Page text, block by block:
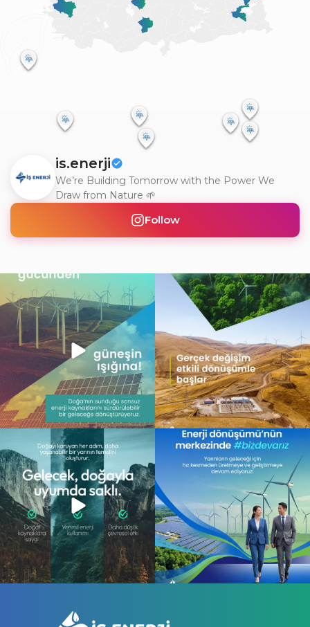
is.enerji
We’re Building Tomorrow with the Power We
Draw from Nature 🌱
Follow
Doğanın gücünü teknolojiyle
buluşturarak, yarının
...
2 0
Gerçek dönüşüm, yalnızca değişimi
görmek değil; o...
6 0
Gelecek, doğayla uyum içinde atılan
adımlarla...
13 0
Enerji dönüşümünün merkezinde,
daha sürdürülebilir
10 0